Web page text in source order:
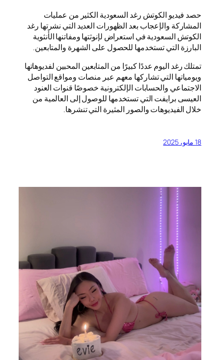
حصد فيديو الكوتش رغد السعودية الكثير من عمليات
المشاركة والإعجاب بعد الظهورات العديد التي نشرتها رغد
الكوتش السعودية في استعراض لإنوثتها ومفاتنها الأنثوية
البارزة التي تستخدمها للحصول على الشهرة والمتابعين.
تمتلك رغد اليوم عددًا كبيرًا من المتابعين المحبين لفديوهاتها
ويومياتها التي تشاركها معهم عبر منصات ومواقع التواصل
الاجتماعي والحسابات الإلكترونية خصوصًا قنوات العنود
العيسى برايفت التي تستخدمها للوصول إلى العالمية من
خلال الفيديوهات والصور المثيرة التي تنشرها.
18 مايو، 2025